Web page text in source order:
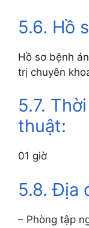
5.6. Hồ
Hồ sơ bệnh
trị chuyên
5.7.
thuật:
01 giờ
5.8. Địa
– Phòng tập